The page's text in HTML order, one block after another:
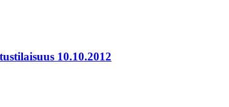
10.10.2012